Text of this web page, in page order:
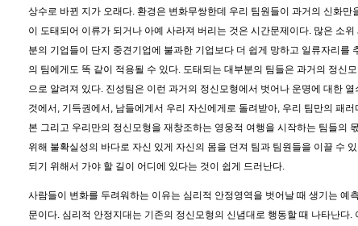
상수로 바뀐 지가 오래다. 환경은 변화무쌍한데 우리 팀원들이 과거의 신화만
이 도태되어 이류가 되거나 아예 사라져 버리는 것은 시간문제이다. 많은 소
분의 기업들이 단지 중견기업에 불과한 기업보다 더 쉽게 망하고 일류자리를
의 팀에게도 똑 같이 적용될 수 있다. 도태되는 대부분의 팀들은 과거의 정신
으로 알려져 있다. 진성팀은 이런 과거의 정신모형에서 벗어나 운명에 대한
것에서, 기득권에서, 남들에게서 우리 자신에게로 돌려받아, 우리 팀만의 패
본 그리고 우리만의 정신모형을 재창조하는 영웅적 여행을 시작하는 팀들의
위해 불확실성의 바다로 자신 있게 자신의 몸을 던져 팀과 팀원들을 이끌 수
되기 위해서 가야 할 길이 어디에 있다는 것이 쉽게 드러난다.
사람들이 변화를 두려워하는 이유는 심리적 안정영역을 벗어날 때 생기는 예
문이다. 심리적 안정지대는 기존의 정신모형의 신념대로 행동할 때 나타난다.